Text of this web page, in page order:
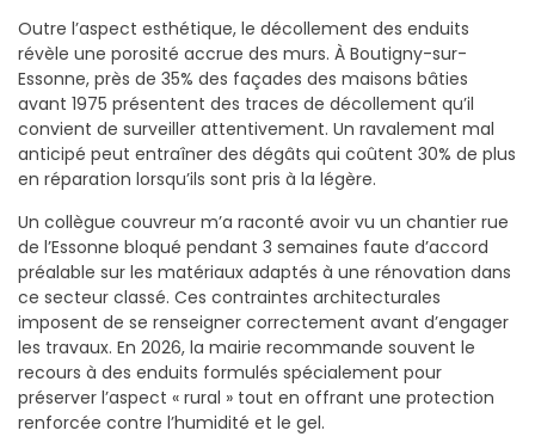
Outre l’aspect esthétique, le décollement des enduits
révèle une porosité accrue des murs. À Boutigny-sur-
Essonne, près de 35% des façades des maisons bâties
avant 1975 présentent des traces de décollement qu’il
convient de surveiller attentivement. Un ravalement mal
anticipé peut entraîner des dégâts qui coûtent 30% de plus
en réparation lorsqu’ils sont pris à la légère.
Un collègue couvreur m’a raconté avoir vu un chantier rue
de l’Essonne bloqué pendant 3 semaines faute d’accord
préalable sur les matériaux adaptés à une rénovation dans
ce secteur classé. Ces contraintes architecturales
imposent de se renseigner correctement avant d’engager
les travaux. En 2026, la mairie recommande souvent le
recours à des enduits formulés spécialement pour
préserver l’aspect « rural » tout en offrant une protection
renforcée contre l’humidité et le gel.